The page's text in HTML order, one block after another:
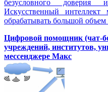
безусловного доверия
Искусственный
обрабатывать большой
Цифровой помощник (чат-
учреждений, институтов,
мессенджере Макс